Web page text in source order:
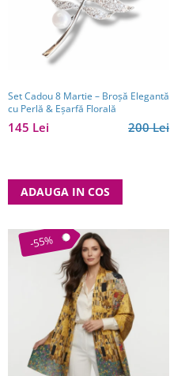
Set Cadou 8 Martie – Broșă Elegantă
cu Perlă & Eșarfă Florală
200 Lei
145 Lei
ADAUGA IN COS
-55%